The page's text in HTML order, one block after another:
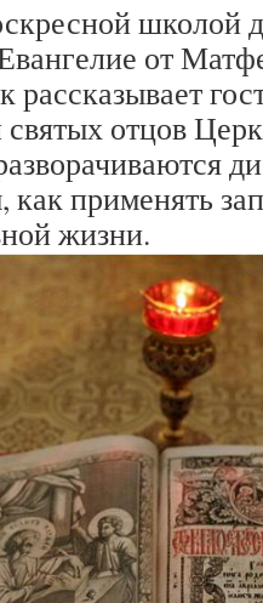
школой
от
святых отцов
применять
жизни.